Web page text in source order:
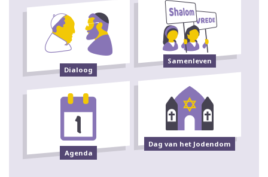
Dialoog
Samenleven
Agenda
Dag van het Jodendom